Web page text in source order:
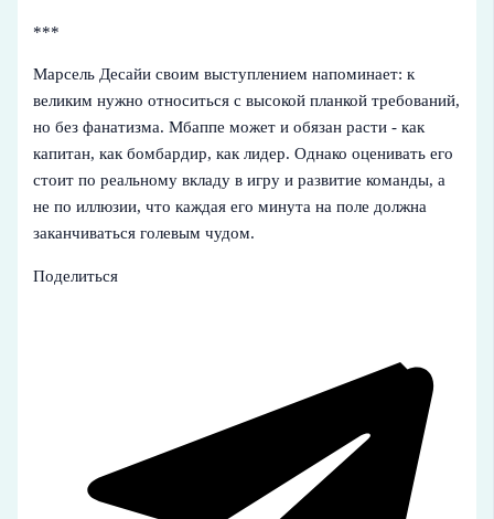
***
Марсель Десайи своим выступлением напоминает: к
великим нужно относиться с высокой планкой требований,
но без фанатизма. Мбаппе может и обязан расти - как
капитан, как бомбардир, как лидер. Однако оценивать его
стоит по реальному вкладу в игру и развитие команды, а
не по иллюзии, что каждая его минута на поле должна
заканчиваться голевым чудом.
Поделиться